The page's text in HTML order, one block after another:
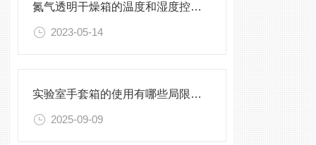
氮气透明干燥箱的温度和湿度控制方式有哪些？
2023-05-14
实验室手套箱的使用有哪些局限性？
2025-09-09